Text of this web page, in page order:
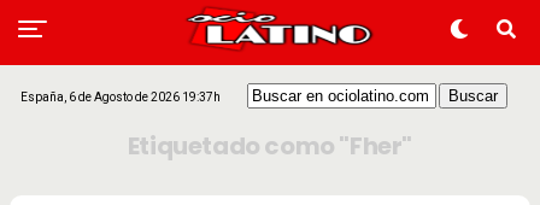
España, 6 de Agosto de 2026 19:37h
Etiquetado como "Fher"